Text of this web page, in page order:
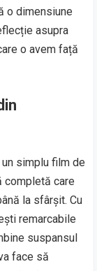
o dimensiune
asupra
o avem față
un simplu film de
completă care
la sfârșit. Cu
remarcabile
suspansul
face să